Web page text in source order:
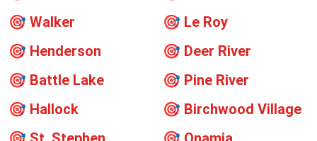
🎯 Walker 🎯 Le Roy
🎯 Henderson 🎯 Deer River
🎯 Battle Lake 🎯 Pine River
🎯 Hallock 🎯 Birchwood Village